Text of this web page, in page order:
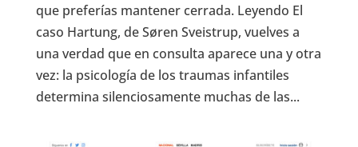
que preferías mantener cerrada. Leyendo El
caso Hartung, de Søren Sveistrup, vuelves a
una verdad que en consulta aparece una y otra
vez: la psicología de los traumas infantiles
determina silenciosamente muchas de las...